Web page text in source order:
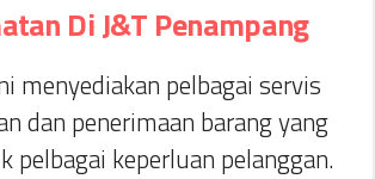
Di J&T Penampang
menyediakan pelbagai servis
dan penerimaan barang yang
pelbagai keperluan pelanggan.